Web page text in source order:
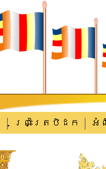
ព្រះត្រៃបិដក អំ